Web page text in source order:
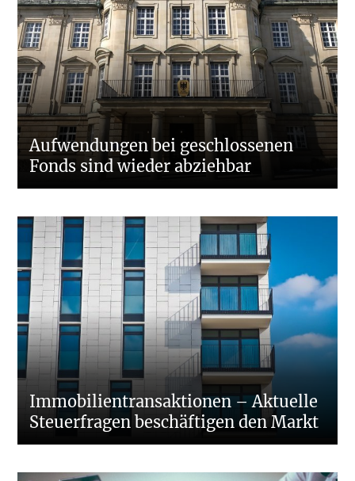
Aufwendungen bei geschlossenen
Fonds sind wieder abziehbar
Immobilientransaktionen – Aktuelle
Steuerfragen beschäftigen den Markt